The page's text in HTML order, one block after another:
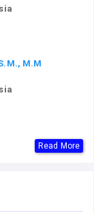
M.M
Read More